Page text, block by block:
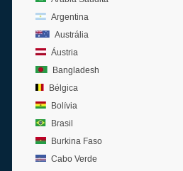
Argentina
Austrália
Áustria
Bangladesh
Bélgica
Bolívia
Brasil
Burkina Faso
Cabo Verde